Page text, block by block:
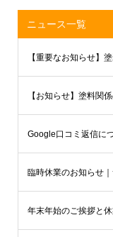
ニュース一覧
【重要なお知らせ】
【お知らせ】塗料関
Google口コミ返信に
板金塗装受付状況の
臨時休業のお知らせ
年末年始のご挨拶と